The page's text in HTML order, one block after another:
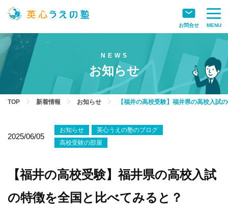
MENU
お問合せ
お知らせ
TOP 新着情報 お知らせ 【福井の高校受験】福井県の高校入試
2025/06/05
お知らせ
英心うえの塾のブログ
高校受験の部屋
【福井の高校受験】福井県の高校入試
の特徴を全国と比べてみると？